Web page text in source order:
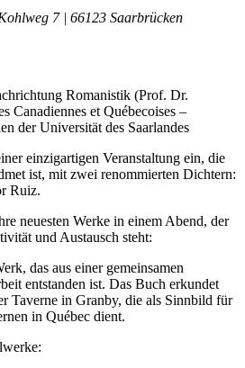
7 | 66123 Saarbrücken
Romanistik (Prof. Dr.
Canadiennes et Québecoises –
der Universität des Saarlandes
einzigartigen Veranstaltung ein, die
ist, mit zwei renommierten Dichtern:
Ruiz.
neuesten Werke in einem Abend, der
und Austausch steht:
das aus einer gemeinsamen
entstanden ist. Das Buch erkundet
Taverne in Granby, die als Sinnbild für
in Québec dient.